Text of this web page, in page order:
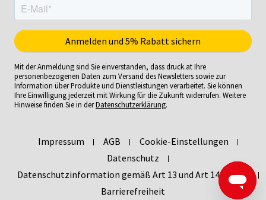
Mit der Anmeldung sind Sie einverstanden, dass druck.at Ihre
personenbezogenen Daten zum Versand des Newsletters sowie zur
Information über Produkte und Dienstleistungen verarbeitet. Sie können
Ihre Einwilligung jederzeit mit Wirkung für die Zukunft widerrufen. Weitere
Hinweise finden Sie in derDatenschutzerklärung.
Impressum AGB
Cookie-Einstellungen
Datenschutz
Datenschutzinformation gemäß Art 13 und Art 14 DSGVO
Barrierefreiheit